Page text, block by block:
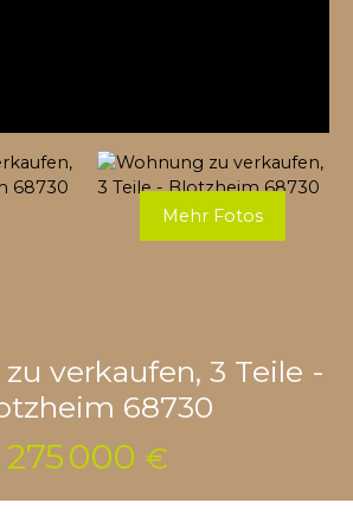
Mehr Fotos
verkaufen, 3 Teile -
68730
275 000 €